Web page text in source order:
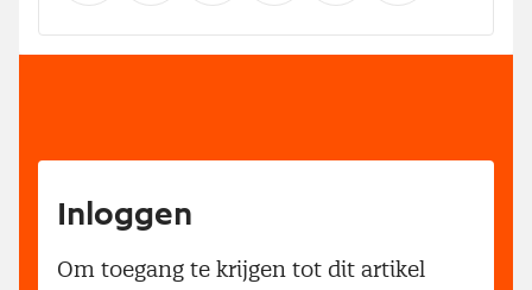
Inloggen
Om toegang te krijgen tot dit artikel